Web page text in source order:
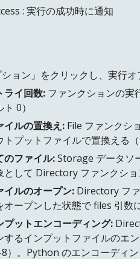
: 実行の成功時に通知
ョン」をクリックし、実行
ライ回数: ファンクションの実
0）
イルの置換え: File ファンクシ
トプットファイルで置換える
のファイル:Storage データソ
として Directory ファンクシ
イルのオープン: Directory フ
オープンした状態で files 引数
プットエンコーディング:
するインプットファイルのエ
）。Python のエンコーディン